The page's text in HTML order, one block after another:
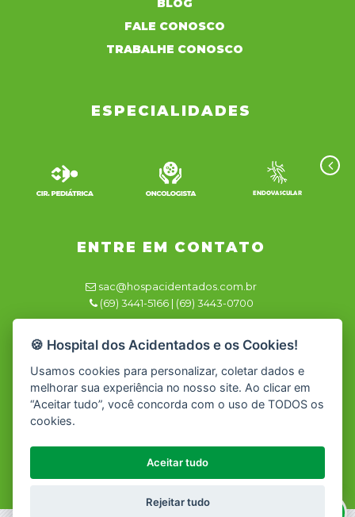
FALE CONOSCO
TRABALHE CONOSCO
ESPECIALIDADES
ENTRE EM CONTATO
sac@hospacidentados.com.br
(69) 3441-5166 | (69) 3443-0700
Dra. Renata Azevedo CRM/RO 2981
Rua Luther King, 2399 - Jardim Clodoaldo - Cacoal – RO
🍪 Hospital dos Acidentados e os Cookies!
Usamos cookies para personalizar, coletar dados e
melhorar sua experiência no nosso site. Ao clicar em
“Aceitar tudo”, você concorda com o uso de TODOS os
cookies.
Aceitar tudo
Rejeitar tudo